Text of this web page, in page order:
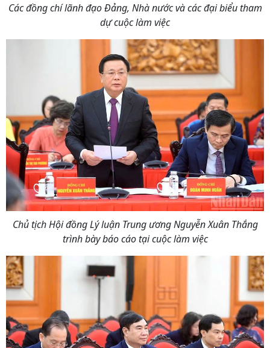
Các đồng chí lãnh đạo Đảng, Nhà nước và các đại biểu tham
dự cuộc làm việc
Chủ tịch Hội đồng Lý luận Trung ương Nguyễn Xuân Thắng
trình bày báo cáo tại cuộc làm việc